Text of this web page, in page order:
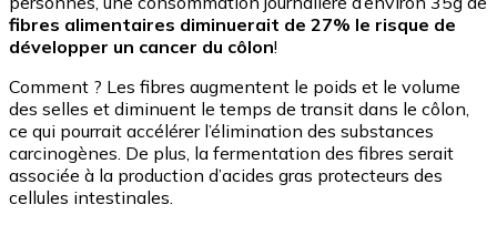
fibres alimentaires diminuerait de 27% le risque de
développer un cancer du côlon!
Comment ? Les fibres augmentent le poids et le volume
des selles et diminuent le temps de transit dans le côlon,
ce qui pourrait accélérer l’élimination des substances
carcinogènes. De plus, la fermentation des fibres serait
associée à la production d’acides gras protecteurs des
cellules intestinales.